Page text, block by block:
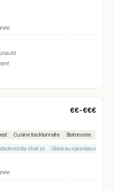
€€-€€€
Cuisine traditionnelle Bistronomie
ricotta-chorizo Glace aux pruneaux